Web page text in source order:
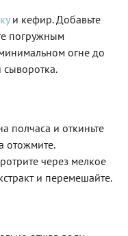
и кефир. Добавьте
погружным
огне до
сыворотка.
полчаса и откиньте
отожмите.
через мелкое
и перемешайте.